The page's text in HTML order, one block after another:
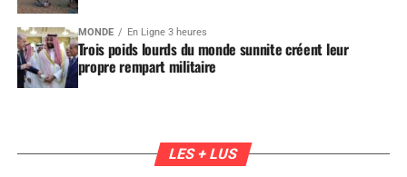
MONDE En Ligne 3 heures
Trois poids lourds du monde sunnite créent leur
propre rempart militaire
LES + LUS